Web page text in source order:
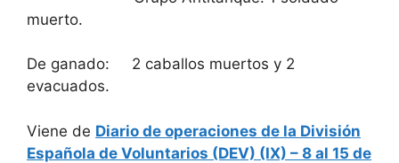
muerto.
De ganado: 2 caballos muertos y 2
evacuados.
Viene de Diario de operaciones de la División
Española de Voluntarios (DEV) (IX) – 8 al 15 de